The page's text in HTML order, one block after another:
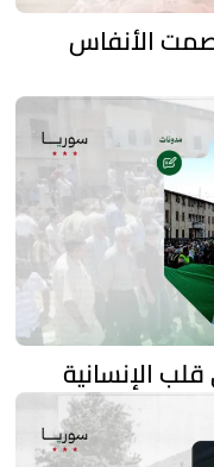
الأنفاس
الإنسانية